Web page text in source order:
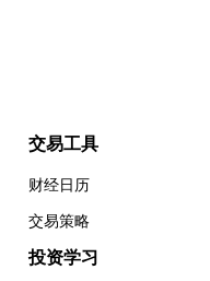
交易工具
财经日历
交易策略
投资学习